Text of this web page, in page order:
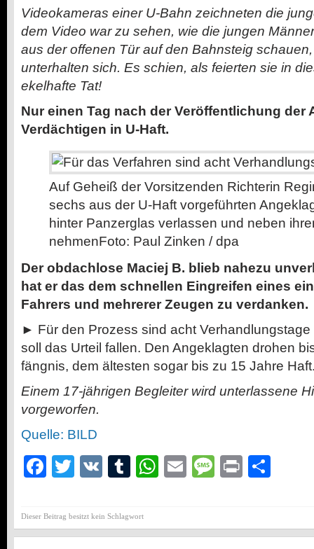
Videokameras einer U-Bahn zeichneten die
dem Video war zu sehen, wie die jungen
aus der offenen Tür auf den Bahnsteig
unterhalten sich. Es schien, als feierten sie in
ekelhafte Tat!
Nur einen Tag nach der Veröffentlichung der
Verdächtigen in U-Haft.
Auf Geheiß der Vorsitzenden Richterin
sechs aus der U-Haft vorgeführten
hinter Panzerglas verlassen und neben
nehmenFoto: Paul Zinken / dpa
Der obdachlose Maciej B. blieb nahezu
hat er das dem schnellen Eingreifen eines
Fahrers und mehrerer Zeugen zu verdanken.
► Für den Prozess sind acht
soll das Urteil fallen. Den Angeklagten dro­hen
fäng­nis, dem ältesten sogar bis zu 15 Jahre
Einem 17-jährigen Begleiter wird unterlassene
vorgeworfen.
Quelle: BILD
Facebook
Twitter
VK Tumblr
WhatsApp
EmailMessage
Print
Dieser Beitrag besitzt kein Schlagwort